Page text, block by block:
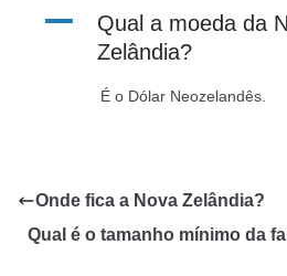
A
Qual a moeda da
Zelândia?
É o Dólar Neozelandês.
Onde fica a Nova Zelândia?
Qual é o tamanho mínimo da